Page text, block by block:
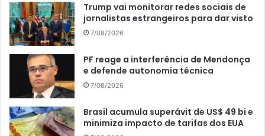
Trump vai monitorar redes sociais de
jornalistas estrangeiros para dar visto
7/08/2026
PF reage a interferência de Mendonça
e defende autonomia técnica
7/08/2026
Brasil acumula superávit de US$ 49 bi e
minimiza impacto de tarifas dos EUA